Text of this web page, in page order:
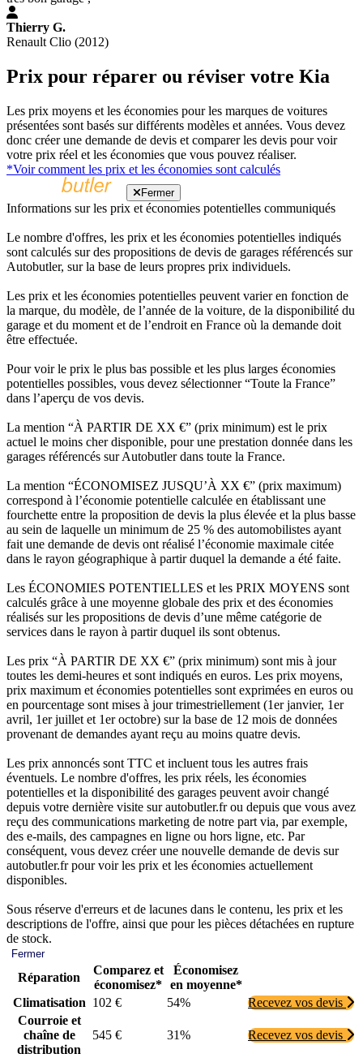
Thierry G.
Renault Clio (2012)
Prix pour réparer ou réviser votre Kia
Les prix moyens et les économies pour les marques de voitures
présentées sont basés sur différents modèles et années. Vous devez
donc créer une demande de devis et comparer les devis pour voir
votre prix réel et les économies que vous pouvez réaliser.
*Voir comment les prix et les économies sont calculés
Fermer
Informations sur les prix et économies potentielles communiqués
Le nombre d'offres, les prix et les économies potentielles indiqués
sont calculés sur des propositions de devis de garages référencés sur
Autobutler, sur la base de leurs propres prix individuels.
Les prix et les économies potentielles peuvent varier en fonction de
la marque, du modèle, de l’année de la voiture, de la disponibilité du
garage et du moment et de l’endroit en France où la demande doit
être effectuée.
Pour voir le prix le plus bas possible et les plus larges économies
potentielles possibles, vous devez sélectionner “Toute la France”
dans l’aperçu de vos devis.
La mention “À PARTIR DE XX €” (prix minimum) est le prix
actuel le moins cher disponible, pour une prestation donnée dans les
garages référencés sur Autobutler dans toute la France.
La mention “ÉCONOMISEZ JUSQU’À XX €” (prix maximum)
correspond à l’économie potentielle calculée en établissant une
fourchette entre la proposition de devis la plus élevée et la plus basse
au sein de laquelle un minimum de 25 % des automobilistes ayant
fait une demande de devis ont réalisé l’économie maximale citée
dans le rayon géographique à partir duquel la demande a été faite.
Les ÉCONOMIES POTENTIELLES et les PRIX MOYENS sont
calculés grâce à une moyenne globale des prix et des économies
réalisés sur les propositions de devis d’une même catégorie de
services dans le rayon à partir duquel ils sont obtenus.
Les prix “À PARTIR DE XX €” (prix minimum) sont mis à jour
toutes les demi-heures et sont indiqués en euros. Les prix moyens,
prix maximum et économies potentielles sont exprimées en euros ou
en pourcentage sont mises à jour trimestriellement (1er janvier, 1er
avril, 1er juillet et 1er octobre) sur la base de 12 mois de données
provenant de demandes ayant reçu au moins quatre devis.
Les prix annoncés sont TTC et incluent tous les autres frais
éventuels. Le nombre d'offres, les prix réels, les économies
potentielles et la disponibilité des garages peuvent avoir changé
depuis votre dernière visite sur autobutler.fr ou depuis que vous avez
reçu des communications marketing de notre part via, par exemple,
des e-mails, des campagnes en ligne ou hors ligne, etc. Par
conséquent, vous devez créer une nouvelle demande de devis sur
autobutler.fr pour voir les prix et les économies actuellement
disponibles.
Sous réserve d'erreurs et de lacunes dans le contenu, les prix et les
descriptions de l'offre, ainsi que pour les pièces détachées en rupture
de stock.
Fermer
Réparation
Comparez et
économisez*
Économisez
en moyenne*
Climatisation 102 € 54%
Recevez vos devis
Courroie et
chaîne de
distribution
545 € 31% Recevez vos devis